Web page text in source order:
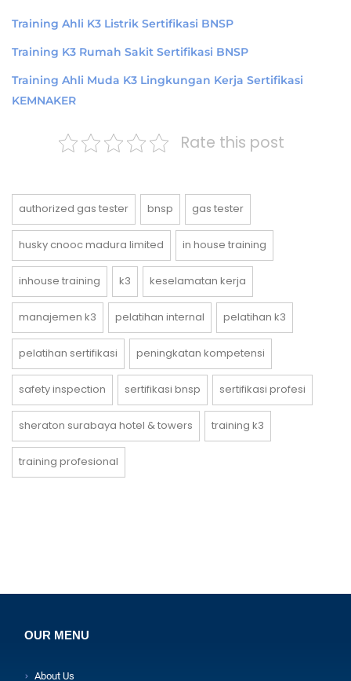
Training Ahli K3 Listrik Sertifikasi BNSP
Training K3 Rumah Sakit Sertifikasi BNSP
Training Ahli Muda K3 Lingkungan Kerja Sertifikasi
KEMNAKER
Rate this post
authorized gas tester bnsp gas tester
husky cnooc madura limited in house training
inhouse training k3 keselamatan kerja
manajemen k3 pelatihan internal pelatihan k3
pelatihan sertifikasi peningkatan kompetensi
safety inspection sertifikasi bnsp sertifikasi profesi
sheraton surabaya hotel & towers training k3
training profesional
OUR MENU
About Us